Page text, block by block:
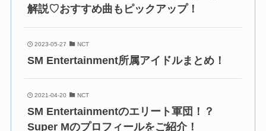
解説♡おすすめ曲もピックアップ！
2023-05-27 NCT
SM Entertainment所属アイドルまとめ！
2021-04-20 NCT
SM Entertainmentのエリート軍団！？
Super Mのプロフィールをご紹介！